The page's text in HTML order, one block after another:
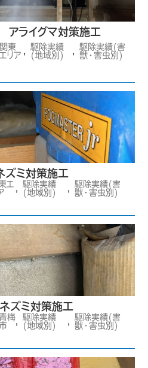
ライグマ対策施工
関東
エリア ,
駆除実績
(地域別)
,
駆除実績(害
獣・害虫別)
ミ対策施工
エ ,
駆除実績
(地域別)
,
駆除実績(害
獣・害虫別)
ズミ対策施工
梅,
駆除実績
(地域別)
,
駆除実績(害
獣・害虫別)